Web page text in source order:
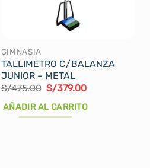
la
página
de
producto
GIMNASIA
TALLIMETRO C/BALANZA
JUNIOR – METAL
S/475.00 El
original
era:
S/379.00El
actual
AÑADIR AL CARRITO